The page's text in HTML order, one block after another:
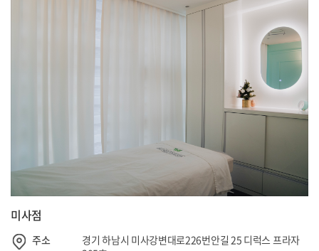
미사점
주소
경기 하남시 미사강변대로226번안길 25 디럭스 프라자